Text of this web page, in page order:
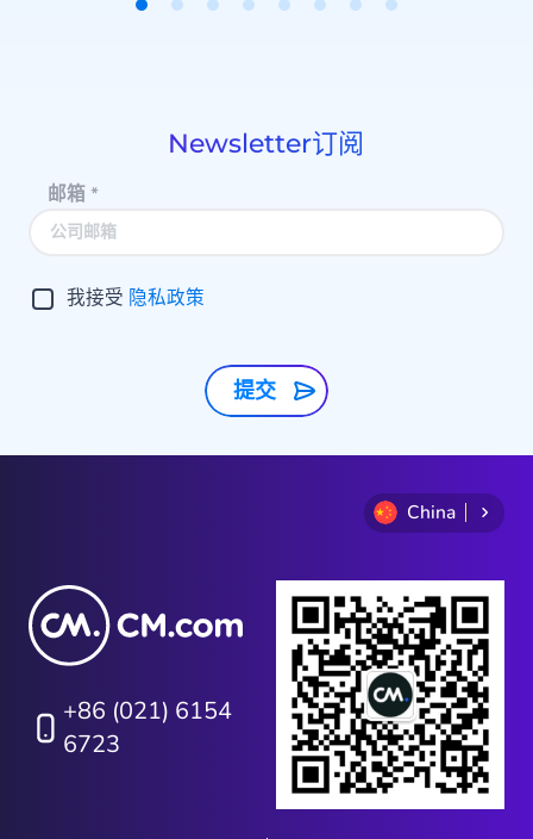
Newsletter订阅
邮箱*
我接受 隐私政策
提交
China
+86 (021) 6154
6723